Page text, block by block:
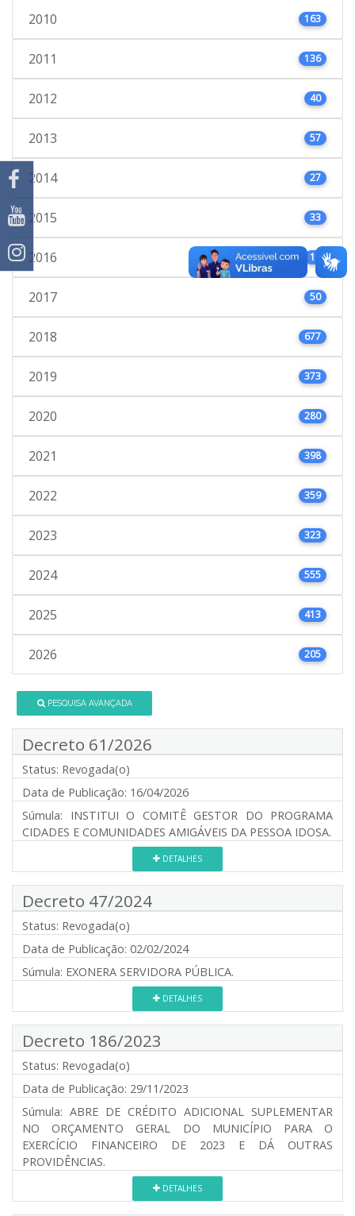
2010 163
2011 136
2012 40
2013 57
2014 27
2015 33
2016 18
2017 50
2018 677
2019 373
2020 280
2021 398
2022 359
2023 323
2024 555
2025 413
2026 205
PESQUISA AVANÇADA
Decreto 61/2026
Status: Revogada(o)
Data de Publicação: 16/04/2026
Súmula: INSTITUI O COMITÊ GESTOR DO PROGRAMA
CIDADES E COMUNIDADES AMIGÁVEIS DA PESSOA IDOSA.
DETALHES
Decreto 47/2024
Status: Revogada(o)
Data de Publicação: 02/02/2024
Súmula: EXONERA SERVIDORA PÚBLICA.
DETALHES
Decreto 186/2023
Status: Revogada(o)
Data de Publicação: 29/11/2023
Súmula: ABRE DE CRÉDITO ADICIONAL SUPLEMENTAR
NO ORÇAMENTO GERAL DO MUNICÍPIO PARA O
EXERCÍCIO FINANCEIRO DE 2023 E DÁ OUTRAS
PROVIDÊNCIAS.
DETALHES